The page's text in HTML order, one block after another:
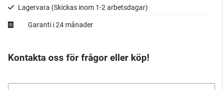
Lagervara (Skickas inom 1-2 arbetsdagar)
Garanti i 24 månader
Kontakta oss för frågor eller köp!